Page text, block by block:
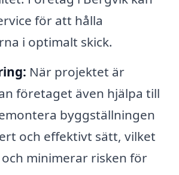
för att hålla
i optimalt skick.
När projektet är
företaget även hjälpa till
byggställningen
och effektivt sätt, vilket
minimerar risken för